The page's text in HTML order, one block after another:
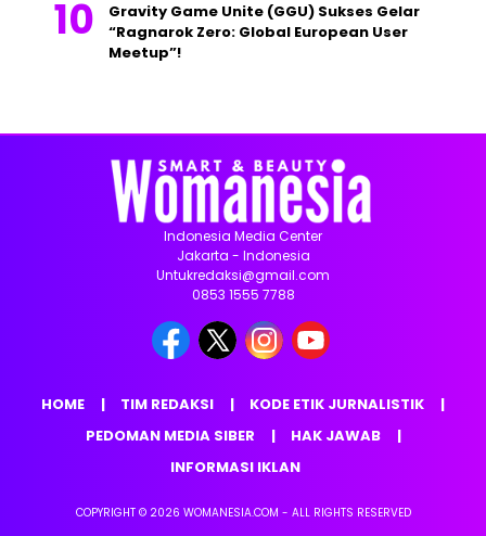
Gravity Game Unite (GGU) Sukses Gelar
“Ragnarok Zero: Global European User
Meetup”!
Indonesia Media Center
Jakarta - Indonesia
Untukredaksi@gmail.com
0853 1555 7788
HOME TIM REDAKSI
KODE ETIK JURNALISTIK
PEDOMAN MEDIA SIBER
HAK JAWAB
INFORMASI IKLAN
COPYRIGHT © 2026 WOMANESIA.COM - ALL RIGHTS RESERVED